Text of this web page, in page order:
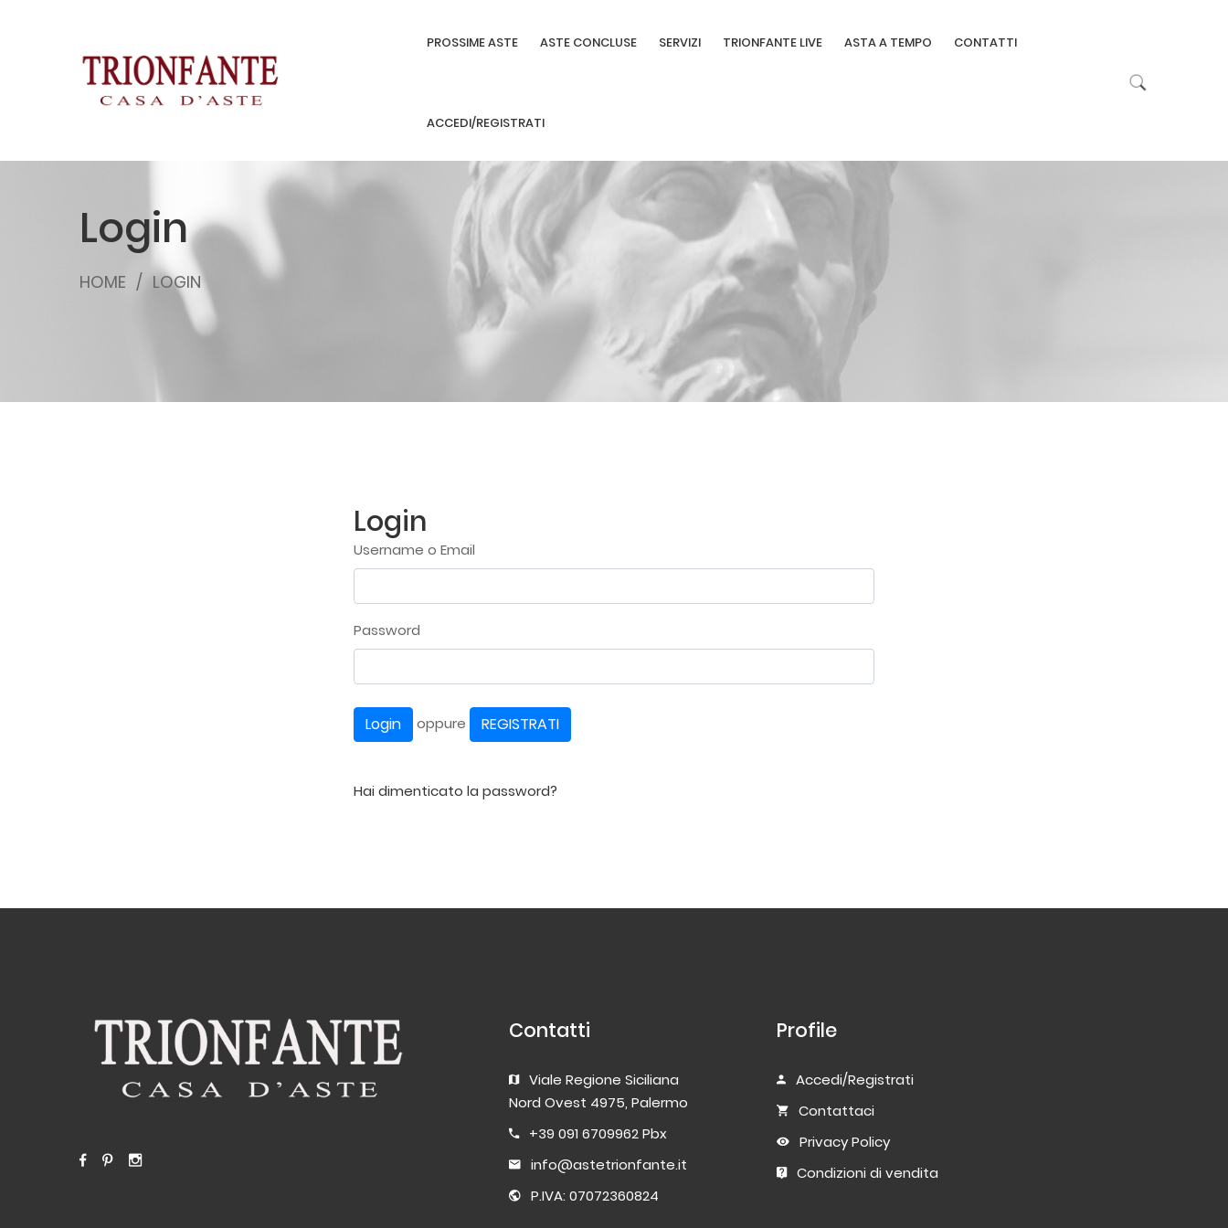
PROSSIME ASTE ASTE CONCLUSE SERVIZI TRIONFANTE LIVE ASTA A TEMPO CONTATTI
ACCEDI/REGISTRATI
Login
HOME LOGIN
Login
Username o Email
Password
Login oppure REGISTRATI
Hai dimenticato la password?
Contatti
Viale Regione Siciliana
Nord Ovest 4975, Palermo
+39 091 6709962 Pbx
info@astetrionfante.it
P.IVA: 07072360824
Profile
Accedi/Registrati
Contattaci
Privacy Policy
Condizioni di vendita